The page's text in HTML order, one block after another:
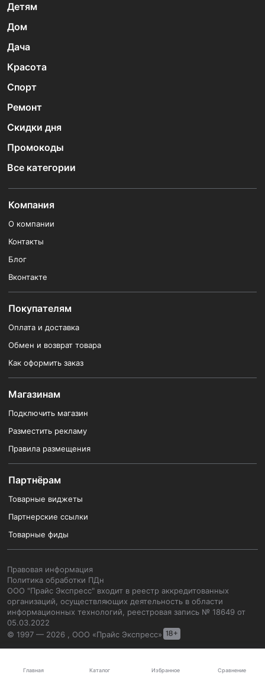
Главная Каталог Избранное Сравнение
Детям
Дом
Дача
Красота
Спорт
Ремонт
Скидки дня
Промокоды
Все категории
Компания
О компании
Контакты
Блог
Вконтакте
Покупателям
Оплата и доставка
Обмен и возврат товара
Как оформить заказ
Магазинам
Подключить магазин
Разместить рекламу
Правила размещения
Партнёрам
Товарные виджеты
Партнерские ссылки
Товарные фиды
Правовая информация
Политика обработки ПДн
ООО "Прайс Экспресс" входит в реестр аккредитованных
организаций, осуществляющих деятельность в области
информационных технологий, реестровая запись № 18649 от
05.03.2022
© 1997 — 2026 , ООО «Прайс Экспресс»